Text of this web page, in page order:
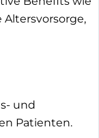
und
Patienten.